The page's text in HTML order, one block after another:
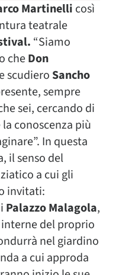
Martinelli così
teatrale
“Siamo
cheDon
scudiero Sancho
sempre
sei, cercando di
conoscenza più
In questa
il senso del
a cui gli
invitati:
Palazzo Malagola,
del proprio
nel giardino
a cui approda